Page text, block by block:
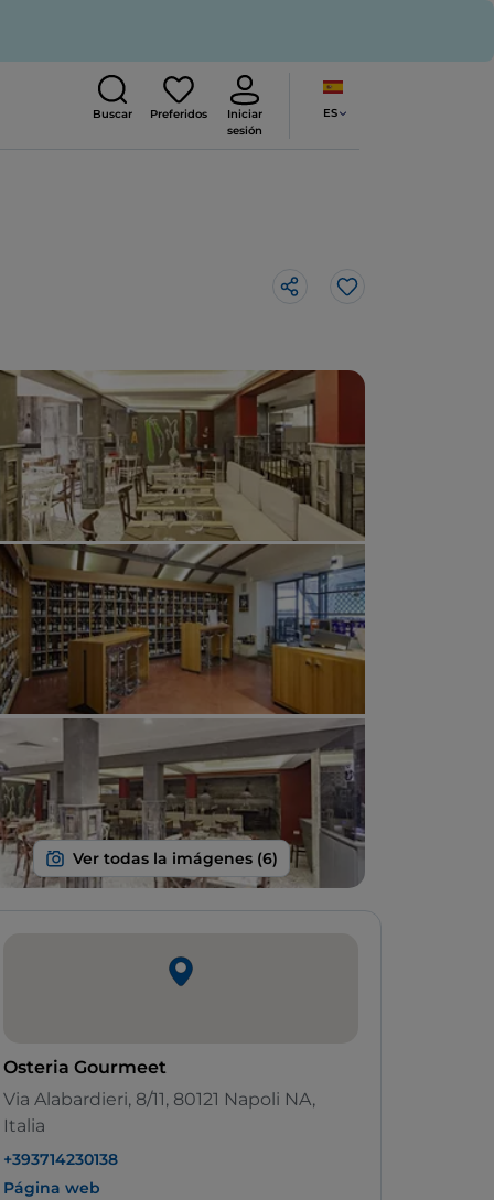
Buscar Preferidos
Iniciar
sesión
ES
Me gusta
Osteria Gourmeet
Via Alabardieri, 8/11, 80121 Napoli NA,
Italia
+393714230138
Página web